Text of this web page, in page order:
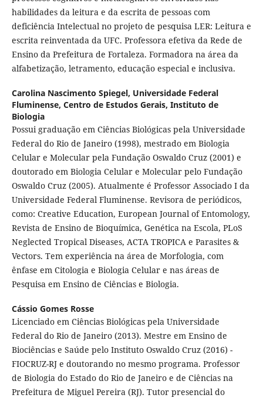
habilidades da leitura e da escrita de pessoas com
deficiência Intelectual no projeto de pesquisa LER: Leitura e
escrita reinventada da UFC. Professora efetiva da Rede de
Ensino da Prefeitura de Fortaleza. Formadora na área da
alfabetização, letramento, educação especial e inclusiva.
Carolina Nascimento Spiegel, Universidade Federal
Fluminense, Centro de Estudos Gerais, Instituto de
Biologia
Possui graduação em Ciências Biológicas pela Universidade
Federal do Rio de Janeiro (1998), mestrado em Biologia
Celular e Molecular pela Fundação Oswaldo Cruz (2001) e
doutorado em Biologia Celular e Molecular pelo Fundação
Oswaldo Cruz (2005). Atualmente é Professor Associado I da
Universidade Federal Fluminense. Revisora de periódicos,
como: Creative Education, European Journal of Entomology,
Revista de Ensino de Bioquímica, Genética na Escola, PLoS
Neglected Tropical Diseases, ACTA TROPICA e Parasites &
Vectors. Tem experiência na área de Morfologia, com
ênfase em Citologia e Biologia Celular e nas áreas de
Pesquisa em Ensino de Ciências e Biologia.
Cássio Gomes Rosse
Licenciado em Ciências Biológicas pela Universidade
Federal do Rio de Janeiro (2013). Mestre em Ensino de
Biociências e Saúde pelo Instituto Oswaldo Cruz (2016) -
FIOCRUZ-RJ e doutorando no mesmo programa. Professor
de Biologia do Estado do Rio de Janeiro e de Ciências na
Prefeitura de Miguel Pereira (RJ). Tutor presencial do